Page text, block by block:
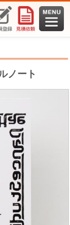
ノート